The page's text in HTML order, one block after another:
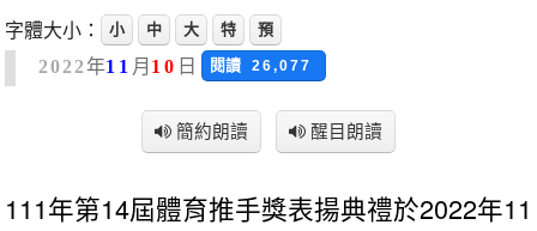
字體大小： 小 中 大 特 預
2022年11 月 10 日 閱讀 26,077
簡約朗讀 醒目朗讀
111年第14屆體育推手獎表揚典禮於2022年11